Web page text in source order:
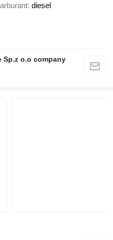
diesel
Sp.z o.o company